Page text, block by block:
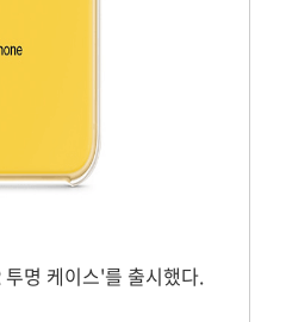
명 케이스'를 출시했다.